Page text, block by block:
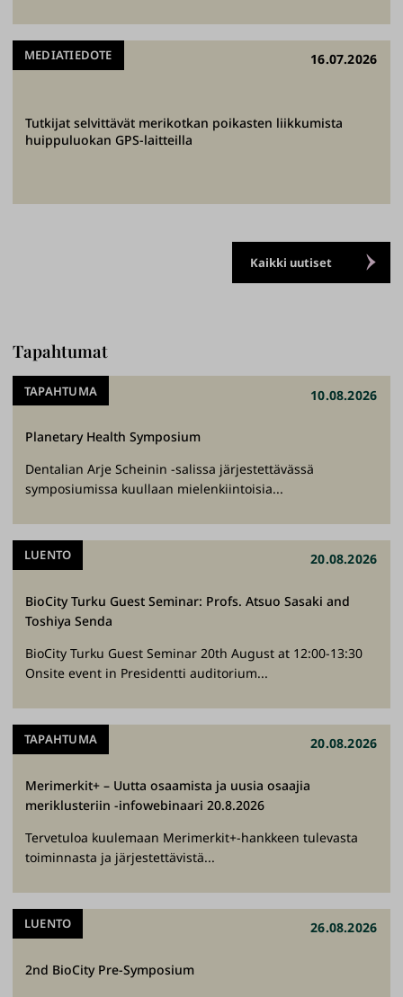
y
ö
t
m
l
e
d
s
Tutkijat selvittävät merikotkan poikasten liikkumista
huippuluokan GPS-laitteilla
MEDIATIEDOTE 16.07.2026
Kaikki uutiset
Tapahtumat
TAPAHTUMA 10.08.2026
Planetary Health Symposium
Dentalian Arje Scheinin -salissa järjestettävässä
symposiumissa kuullaan mielenkiintoisia...
LUENTO 20.08.2026
BioCity Turku Guest Seminar: Profs. Atsuo Sasaki and
Toshiya Senda
BioCity Turku Guest Seminar 20th August at 12:00-13:30
Onsite event in Presidentti auditorium...
TAPAHTUMA 20.08.2026
Merimerkit+ – Uutta osaamista ja uusia osaajia
meriklusteriin -infowebinaari 20.8.2026
Tervetuloa kuulemaan Merimerkit+-hankkeen tulevasta
toiminnasta ja järjestettävistä...
LUENTO 26.08.2026
2nd BioCity Pre-Symposium